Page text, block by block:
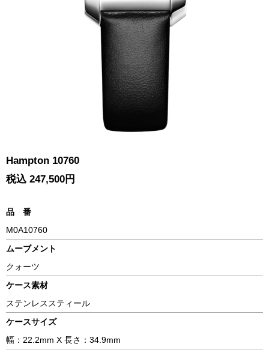
Hampton 10760
税込 247,500円
品 番
M0A10760
ムーブメント
クォーツ
ケース素材
ステンレススティール
ケースサイズ
幅：22.2mm X 長さ：34.9mm